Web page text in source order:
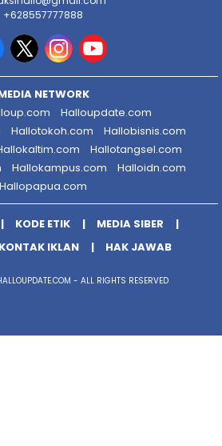
+628557777888
NETWORK
Halloupdate.com
Hallotokoh.com
Hallobisnis.com
Hallotangsel.com
Hallokampus.com
Halloidn.com
Hallopapua.com
KODE ETIK
MEDIA SIBER
KONTAK IKLAN HAK JAWAB
- ALL RIGHTS RESERVED